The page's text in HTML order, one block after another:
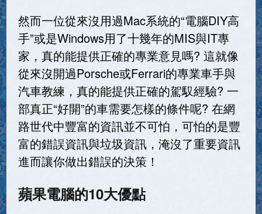
然而一位從來沒用過Mac系統的“電腦DIY高
手”或是Windows用了十幾年的MIS與IT專
家，真的能提供正確的專業意見嗎? 這就像
從來沒開過Porsche或Ferrari的專業車手與
汽車教練，真的能提供正確的駕馭經驗? 一
部真正“好開”的車需要怎樣的條件呢? 在網
路世代中豐富的資訊並不可怕，可怕的是豐
富的錯誤資訊與垃圾資訊，淹沒了重要資訊
進而讓你做出錯誤的決策！
蘋果電腦的10大優點